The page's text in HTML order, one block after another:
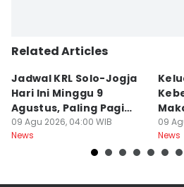
Related Articles
Jadwal KRL Solo-Jogja
Hari Ini Minggu 9
Agustus, Paling Pagi
Berangkat Pukul 05.00
09 Agu 2026, 04:00 WIB
News
09
News